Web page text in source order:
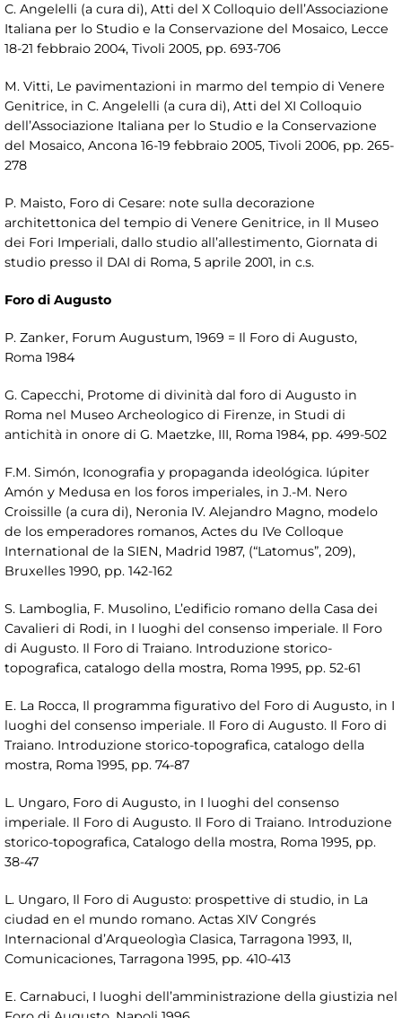
C. Angelelli (a cura di), Atti del X Colloquio dell’Associazione
Italiana per lo Studio e la Conservazione del Mosaico, Lecce
18-21 febbraio 2004, Tivoli 2005, pp. 693-706
M. Vitti, Le pavimentazioni in marmo del tempio di Venere
Genitrice, in C. Angelelli (a cura di), Atti del XI Colloquio
dell’Associazione Italiana per lo Studio e la Conservazione
del Mosaico, Ancona 16-19 febbraio 2005, Tivoli 2006, pp. 265-
278
P. Maisto, Foro di Cesare: note sulla decorazione
architettonica del tempio di Venere Genitrice, in Il Museo
dei Fori Imperiali, dallo studio all’allestimento, Giornata di
studio presso il DAI di Roma, 5 aprile 2001, in c.s.
Foro di Augusto
P. Zanker, Forum Augustum, 1969 = Il Foro di Augusto,
Roma 1984
G. Capecchi, Protome di divinità dal foro di Augusto in
Roma nel Museo Archeologico di Firenze, in Studi di
antichità in onore di G. Maetzke, III, Roma 1984, pp. 499-502
F.M. Simón, Iconografia y propaganda ideológica. Iúpiter
Amón y Medusa en los foros imperiales, in J.-M. Nero
Croissille (a cura di), Neronia IV. Alejandro Magno, modelo
de los emperadores romanos, Actes du IVe Colloque
International de la SIEN, Madrid 1987, (“Latomus”, 209),
Bruxelles 1990, pp. 142-162
S. Lamboglia, F. Musolino, L’edificio romano della Casa dei
Cavalieri di Rodi, in I luoghi del consenso imperiale. Il Foro
di Augusto. Il Foro di Traiano. Introduzione storico-
topografica, catalogo della mostra, Roma 1995, pp. 52-61
E. La Rocca, Il programma figurativo del Foro di Augusto, in I
luoghi del consenso imperiale. Il Foro di Augusto. Il Foro di
Traiano. Introduzione storico-topografica, catalogo della
mostra, Roma 1995, pp. 74-87
L. Ungaro, Foro di Augusto, in I luoghi del consenso
imperiale. Il Foro di Augusto. Il Foro di Traiano. Introduzione
storico-topografica, Catalogo della mostra, Roma 1995, pp.
38-47
L. Ungaro, Il Foro di Augusto: prospettive di studio, in La
ciudad en el mundo romano. Actas XIV Congrés
Internacional d’Arqueologìa Clasica, Tarragona 1993, II,
Comunicaciones, Tarragona 1995, pp. 410-413
E. Carnabuci, I luoghi dell’amministrazione della giustizia nel